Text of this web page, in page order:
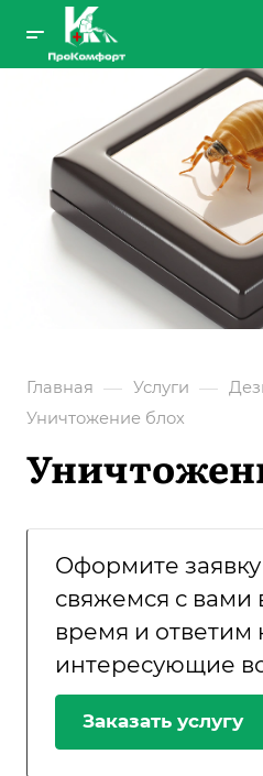
Главная — Услуги —
Уничтожение блох
Оформите заявку
свяжемся с
время и ответим
интересующие
Заказать услугу